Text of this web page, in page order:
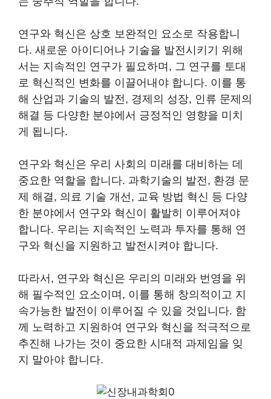
연구와 혁신은 상호 보완적인 요소로 작용합니
다. 새로운 아이디어나 기술을 발전시키기 위해
서는 지속적인 연구가 필요하며, 그 연구를 토대
로 혁신적인 변화를 이끌어내야 합니다. 이를 통
해 산업과 기술의 발전, 경제의 성장, 인류 문제의
해결 등 다양한 분야에서 긍정적인 영향을 미치
게 됩니다.
연구와 혁신은 우리 사회의 미래를 대비하는 데
중요한 역할을 합니다. 과학기술의 발전, 환경 문
제 해결, 의료 기술 개선, 교육 방법 혁신 등 다양
한 분야에서 연구와 혁신이 활발히 이루어져야
합니다. 우리는 지속적인 노력과 투자를 통해 연
구와 혁신을 지원하고 발전시켜야 합니다.
따라서, 연구와 혁신은 우리의 미래와 번영을 위
해 필수적인 요소이며, 이를 통해 창의적이고 지
속가능한 발전이 이루어질 수 있을 것입니다. 함
께 노력하고 지원하여 연구와 혁신을 적극적으로
추진해 나가는 것이 중요한 시대적 과제임을 잊
지 말아야 합니다.